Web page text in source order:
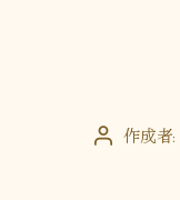
投 作成者: